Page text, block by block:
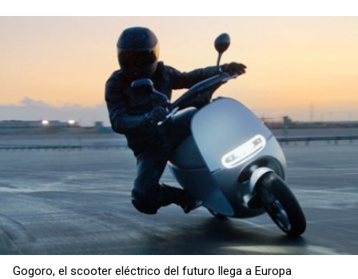
Copiar
Gogoro, el scooter eléctrico del futuro llega a Europa